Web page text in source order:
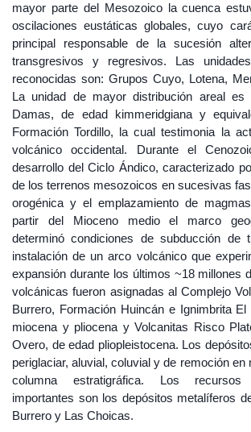
mayor parte del Mesozoico la cuenca
oscilaciones eustáticas globales, cuyo
principal responsable de la sucesión
transgresivos y regresivos. Las
reconocidas son: Grupos Cuyo, Lotena,
La unidad de mayor distribución areal
Damas, de edad kimmeridgiana y
Formación Tordillo, la cual testimonia la
volcánico occidental. Durante el
desarrollo del Ciclo Ándico, caracterizado
de los terrenos mesozoicos en sucesivas
orogénica y el emplazamiento de
partir del Mioceno medio el marco
determinó condiciones de subducción de
instalación de un arco volcánico que
expansión durante los últimos ~18 millones
volcánicas fueron asignadas al Complejo
Burrero, Formación Huincán e Ignimbrita
miocena y pliocena y Volcanitas Risco
Overo, de edad pliopleistocena. Los
periglaciar, aluvial, coluvial y de remoción en
columna estratigráfica. Los
importantes son los depósitos metalíferos
Burrero y Las Choicas.